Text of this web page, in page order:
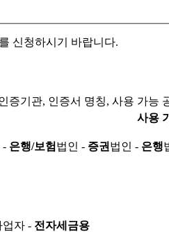
신청하시기 바랍니다.
증기관, 인증서 명칭, 사용 가능
사용
- 은행/보험 법인 - 증권 법인 - 은행
업자 - 전자세금용